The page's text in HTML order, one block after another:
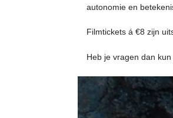
autonomie en
Filmtickets á €8 zijn
Heb je vragen dan